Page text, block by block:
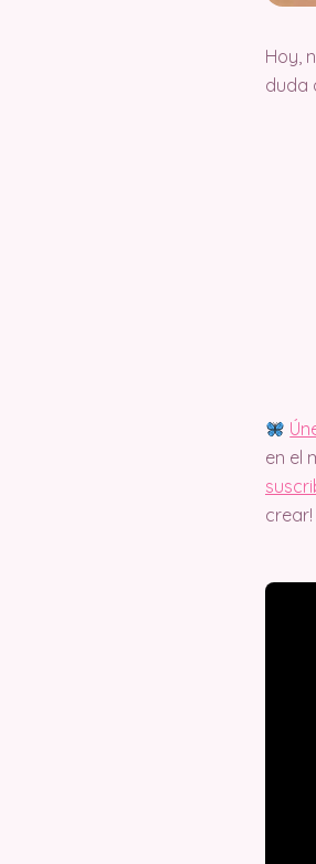
Hoy,
duda
en el
crear!